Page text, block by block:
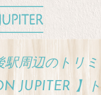
駅周辺のトリ
JUPITER 】